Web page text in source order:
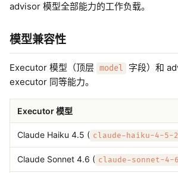
advisor 模型全部能力的工作负载。
模型兼容性
Executor 模型（顶层 model
字段）和
executor 同等能力。
Executor 模型
Claude Haiku 4.5 ( claude-haiku-4-5-
Claude Sonnet 4.6 ( claude-sonnet-4-6